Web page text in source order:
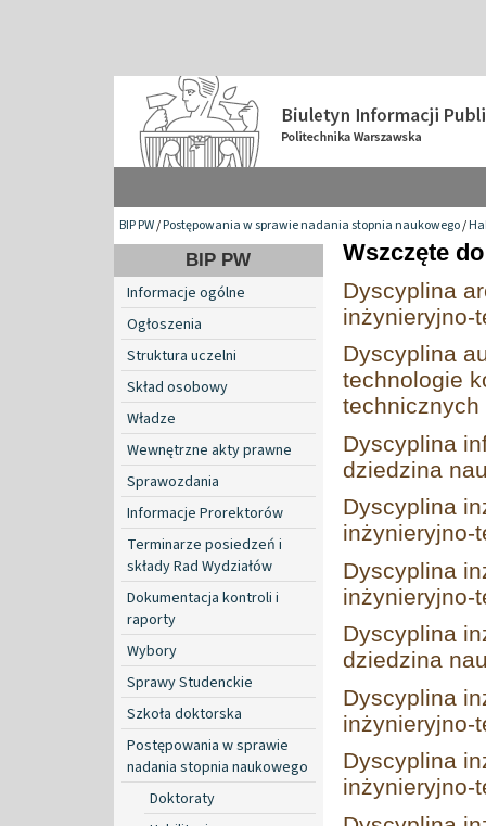
BIP PW/Postępowania w sprawie nadania stopnia naukowego/
BIP PW
Informacje ogólne
Ogłoszenia
Struktura uczelni
Skład osobowy
Władze
Wewnętrzne akty prawne
Sprawozdania
Informacje Prorektorów
Terminarze posiedzeń i
składy Rad Wydziałów
Dokumentacja kontroli i
raporty
Wybory
Sprawy Studenckie
Szkoła doktorska
Postępowania w sprawie
nadania stopnia naukowego
Doktoraty
Wszczęte
Dyscyplina
inżynieryjno-
Dyscyplina
technologie
technicznych
Dyscyplina
dziedzina
Dyscyplina
inżynieryjno-
Dyscyplina
inżynieryjno-
Dyscyplina
dziedzina
Dyscyplina
inżynieryjno-
Dyscyplina
inżynieryjno-